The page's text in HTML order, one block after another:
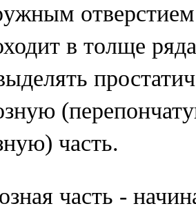
в толще
часть.
часть -